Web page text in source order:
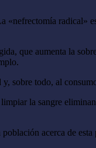
«nefrectomía radical»
que aumenta la
sobre todo, al
la sangre
acerca de